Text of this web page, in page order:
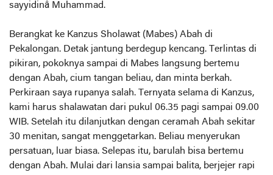
sayyidinâ Muhammad.
Berangkat ke Kanzus Sholawat (Mabes) Abah di
Pekalongan. Detak jantung berdegup kencang. Terlintas di
pikiran, pokoknya sampai di Mabes langsung bertemu
dengan Abah, cium tangan beliau, dan minta berkah.
Perkiraan saya rupanya salah. Ternyata selama di Kanzus,
kami harus shalawatan dari pukul 06.35 pagi sampai 09.00
WIB. Setelah itu dilanjutkan dengan ceramah Abah sekitar
30 menitan, sangat menggetarkan. Beliau menyerukan
persatuan, luar biasa. Selepas itu, barulah bisa bertemu
dengan Abah. Mulai dari lansia sampai balita, berjejer rapi